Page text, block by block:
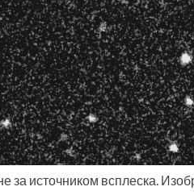
за источником всплеска.